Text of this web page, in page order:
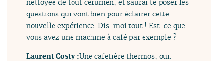
nettoyée de tout cérumen, et saurai te poser les
questions qui vont bien pour éclairer cette
nouvelle expérience. Dis-moi tout ! Est-ce que
vous avez une machine à café par exemple ?
Laurent Costy :Une cafetière thermos, oui.